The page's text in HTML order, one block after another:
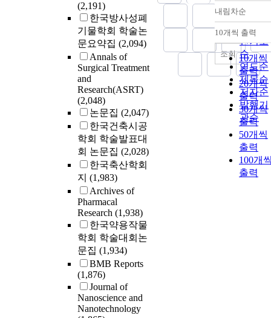
(2,191)
한국방사성폐
기물학회 학술논
문요약집 (2,094)
Annals of
Surgical Treatment
and
Research(ASRT)
(2,048)
논문집 (2,047)
한국건축시공
학회 학술발표대
회 논문집 (2,028)
한국축산학회
지 (1,983)
Archives of
Pharmacal
Research (1,938)
한국약용작물
학회 학술대회논
문집 (1,934)
BMB Reports
(1,876)
Journal of
Nanoscience and
Nanotechnology
정확도
순
인기도
순
연도순
제목순
저자순
발행기
관순
내림차순
내림차
10개씩 출력
10개씩
출력
20개씩
출력
30개씩
출력
50개씩
출력
100개
출력
조회